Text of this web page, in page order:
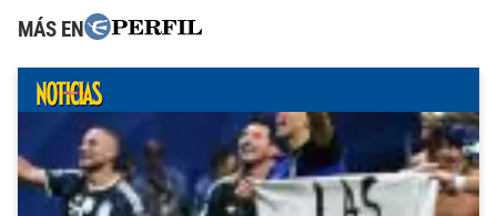
MÁS EN